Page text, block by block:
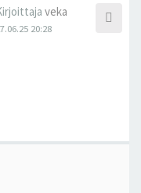
veka
20:28